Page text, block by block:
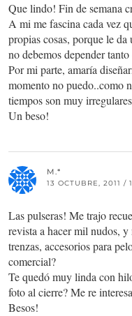
Que lindo! Fin de semana
A mi me fascina cada vez
propias cosas, porque le
no debemos depender
Por mi parte, amaría
momento no puedo..como
tiempos son muy
Un beso!
M.*
13 OCTUBRE, 2011 /
Las pulseras! Me trajo
revista a hacer mil nudos,
trenzas, accesorios para
comercial?
Te quedó muy linda con
foto al cierre? Me re
Besos!